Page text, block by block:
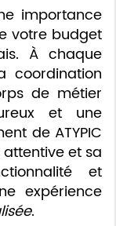
importance
votre budget
À chaque
coordination
de métier
et une
de ATYPIC
et sa
et
expérience
.